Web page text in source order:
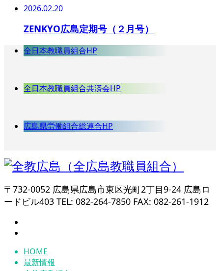
2026.02.20
ZENKYO広島定期号（２月号）
全日本教職員組合HP
全日本教職員組合共済会HP
広島県労働組合総連合HP
〒732-0052 広島県広島市東区光町2丁目9-24 広島ロ
ードビル403 TEL: 082-264-7850 FAX: 082-261-1912
HOME
最新情報